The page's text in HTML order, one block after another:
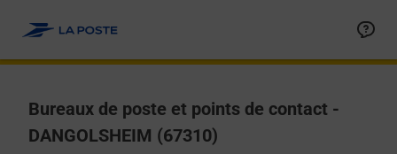
Bureaux de poste et points de contact -
DANGOLSHEIM (67310)